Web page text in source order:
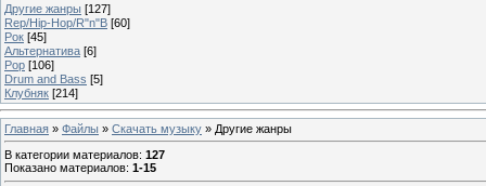
Другие жанры [127]
Rep/Hip-Hop/R"n"B [60]
Рок [45]
Альтернатива [6]
Pop [106]
Drum and Bass [5]
Клубняк [214]
Главная » Файлы » Скачать музыку » Другие жанры
В категории материалов: 127
Показано материалов: 1-15